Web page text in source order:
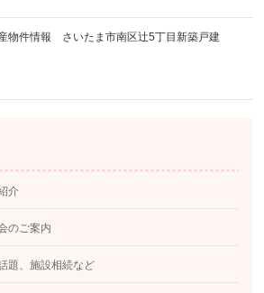
物件情報 さいたま市南区辻5丁目新築戸建
介
のご案内
題、施設相続など